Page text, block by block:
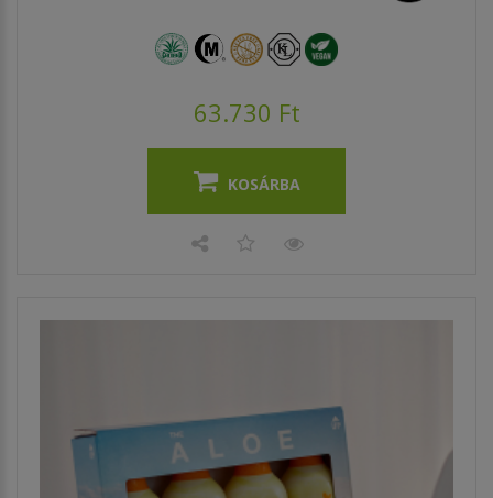
63.730 Ft
KOSÁRBA